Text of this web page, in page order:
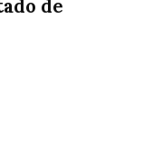
de